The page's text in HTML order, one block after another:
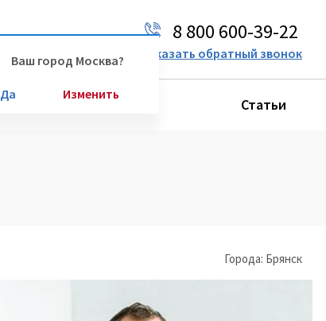
Ваш город Москва?
Да Изменить
8 800 600-39-22
Заказать обратный звонок
Производители Статьи
Города: Брянск